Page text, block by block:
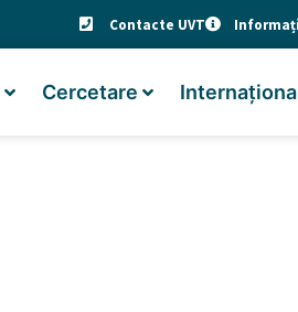
Contacte UVT
Cercetare